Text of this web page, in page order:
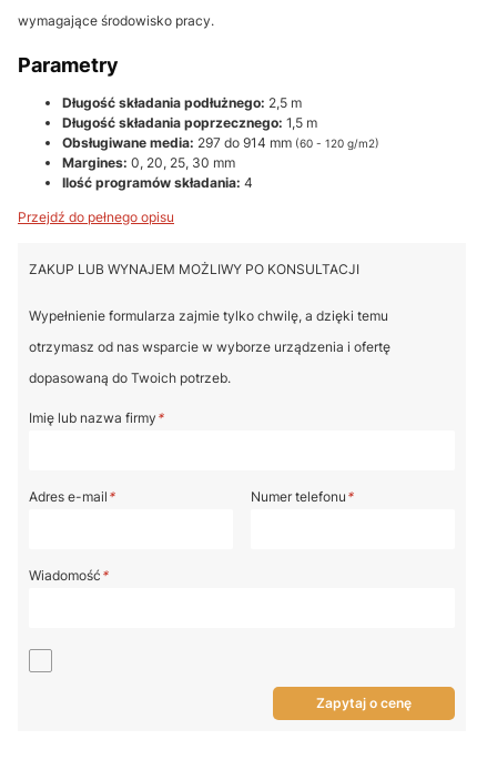
wymagające środowisko pracy.
Parametry
Długość składania podłużnego: 2,5 m
Długość składania poprzecznego: 1,5 m
Obsługiwane media: 297 do 914 mm (60 - 120 g/m2)
Margines: 0, 20, 25, 30 mm
Ilość programów składania: 4
Przejdź do pełnego opisu
ZAKUP LUB WYNAJEM MOŻLIWY PO KONSULTACJI
Wypełnienie formularza zajmie tylko chwilę, a dzięki temu
otrzymasz od nas wsparcie w wyborze urządzenia i ofertę
dopasowaną do Twoich potrzeb.
Imię lub nazwa firmy *
Adres e-mail * Numer telefonu *
Wiadomość *
Zapytaj o cenę